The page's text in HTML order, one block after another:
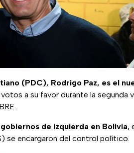
(PDC), Rodrigo Paz, es el
a su favor durante la segunda
de izquierda en Bolivia,
se encargaron del control político.